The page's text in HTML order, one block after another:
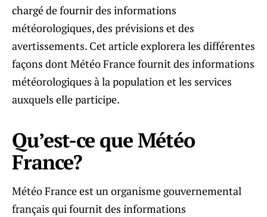
chargé de fournir des informations
météorologiques, des prévisions et des
avertissements. Cet article explorera les différentes
façons dont Météo France fournit des informations
météorologiques à la population et les services
auxquels elle participe.
Qu’est-ce que Météo
France?
Météo France est un organisme gouvernemental
français qui fournit des informations